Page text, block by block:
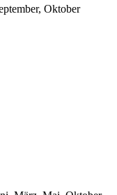
Oktober